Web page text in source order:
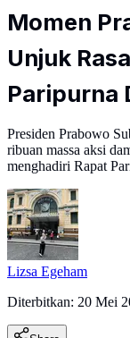
Momen
Unjuk
Paripurna
Presiden Prabowo
ribuan massa aksi
menghadiri Rapat
Lizsa Egeham
Diterbitkan: 20 Mei